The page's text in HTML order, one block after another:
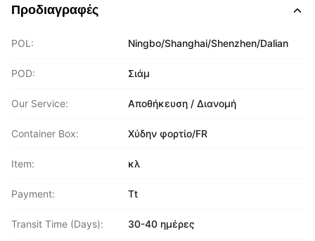
Προδιαγραφές
POL: Ningbo/Shanghai/Shenzhen/Dalian
POD: Σιάμ
Our Service: Αποθήκευση / Διανομή
Container Box: Χύδην φορτίο/FR
Item: κλ
Payment: Tt
Transit Time (Days): 30-40 ημέρες